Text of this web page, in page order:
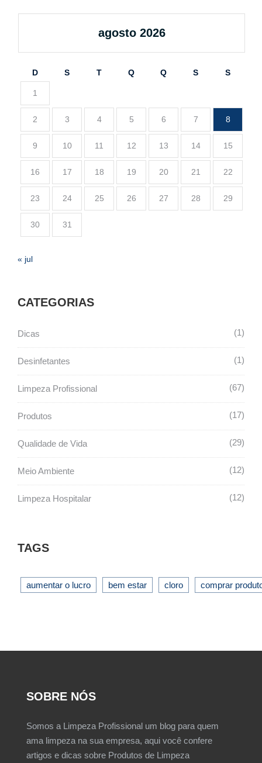
agosto 2026
D S T Q Q S S
1
2 3 4 5 6 7 8
9 10 11 12 13 14 15
16 17 18 19 20 21 22
23 24 25 26 27 28 29
30 31
« jul
CATEGORIAS
Dicas 1
Desinfetantes 1
Limpeza Profissional 67
Produtos 17
Qualidade de Vida 29
Meio Ambiente 12
Limpeza Hospitalar 12
TAGS
aumentar o lucro bem estar cloro comprar
SOBRE NÓS
Somos a Limpeza Profissional um blog para quem
ama limpeza na sua empresa, aqui você confere
artigos e dicas sobre Produtos de Limpeza